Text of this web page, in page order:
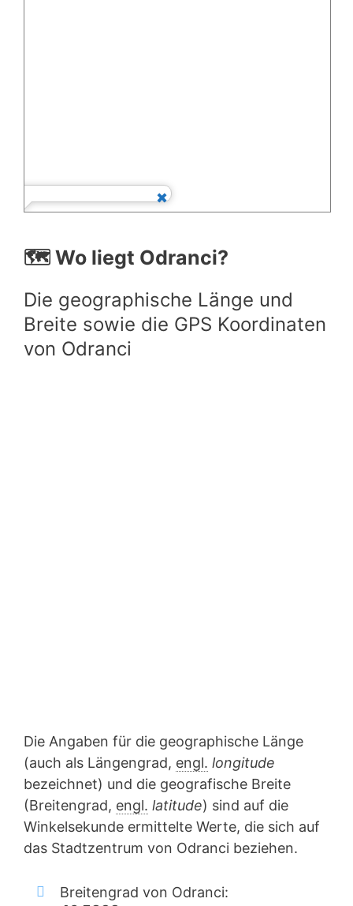
🗺️ Wo liegt Odranci?
Die geographische Länge und
Breite sowie die GPS Koordinaten
von Odranci
Die Angaben für die geographische Länge
(auch als Längengrad, engl. longitude
bezeichnet) und die geografische Breite
(Breitengrad, engl. latitude) sind auf die
Winkelsekunde ermittelte Werte, die sich auf
das Stadtzentrum von Odranci beziehen.
Breitengrad von Odranci: